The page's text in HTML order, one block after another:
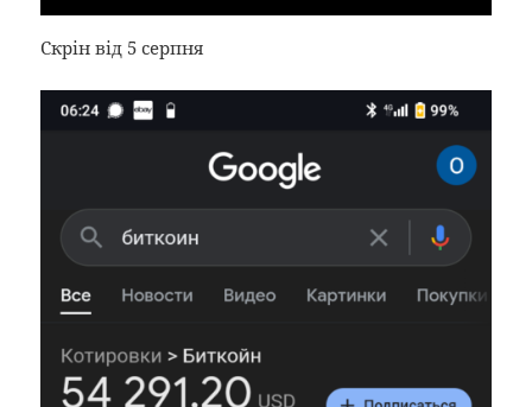
Скрін від 5 серпня